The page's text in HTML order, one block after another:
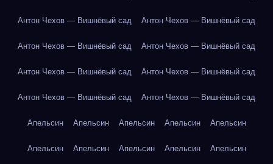
Антон Чехов — Вишнёвый сад Антон Чехов — Вишнёвый сад
Антон Чехов — Вишнёвый сад Антон Чехов — Вишнёвый сад
Антон Чехов — Вишнёвый сад Антон Чехов — Вишнёвый сад
Антон Чехов — Вишнёвый сад Антон Чехов — Вишнёвый сад
Апельсин Апельсин Апельсин Апельсин Апельсин
Апельсин Апельсин Апельсин Апельсин Апельсин